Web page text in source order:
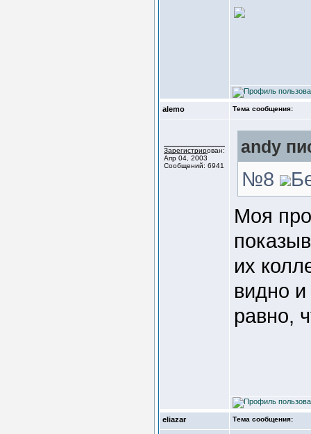
alemo Тема сообщения:
Зарегистрирован:
Апр 04, 2003
Сообщений: 6941
andy
№8
Моя
их
видно
равно,
eliazar Тема сообщения: